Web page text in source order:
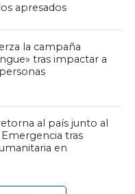
apresados
la campaña
tras impactar a
al país junto al
tras
en